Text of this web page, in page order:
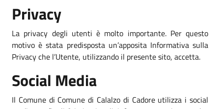
Privacy
La privacy degli utenti è molto importante. Per questo
motivo è stata predisposta un’apposita Informativa sulla
Privacy che l’Utente, utilizzando il presente sito, accetta.
Social Media
Il Comune di Comune di Calalzo di Cadore utilizza i social